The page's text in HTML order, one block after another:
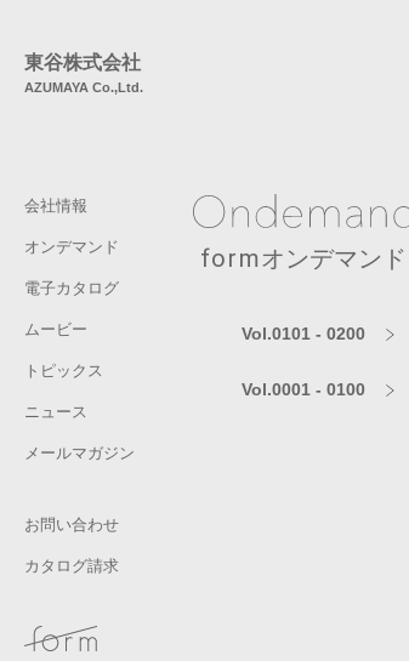
東谷株式会社
AZUMAYA Co.,Ltd.
会社情報
オンデマンド
電子カタログ
ムービー
トピックス
ニュース
メールマガジン
お問い合わせ
カタログ請求
formオンデマンド
Vol.0101 - 0200
Vol.0001 - 0100